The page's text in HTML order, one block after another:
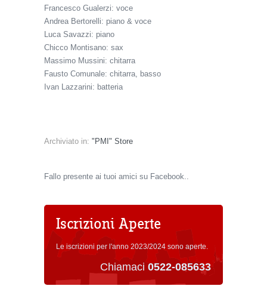
Francesco Gualerzi: voce
Andrea Bertorelli: piano & voce
Luca Savazzi: piano
Chicco Montisano: sax
Massimo Mussini: chitarra
Fausto Comunale: chitarra, basso
Ivan Lazzarini: batteria
Archiviato in: "PMI" Store
Fallo presente ai tuoi amici su Facebook..
Iscrizioni Aperte
Le iscrizioni per l'anno 2023/2024 sono aperte.
Chiamaci 0522-085633